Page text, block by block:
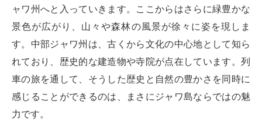
ャワ州へと入っていきます。ここからはさらに緑豊かな
景色が広がり、山々や森林の風景が徐々に姿を現しま
す。中部ジャワ州は、古くから文化の中心地として知ら
れており、歴史的な建造物や寺院が点在しています。列
車の旅を通して、そうした歴史と自然の豊かさを同時に
感じることができるのは、まさにジャワ島ならではの魅
力です。